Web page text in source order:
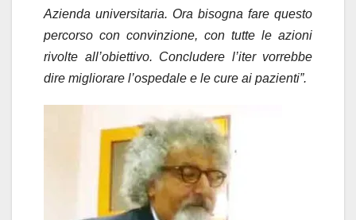
Azienda universitaria. Ora bisogna fare questo
percorso con convinzione, con tutte le azioni
rivolte all’obiettivo. Concludere l’iter vorrebbe
dire migliorare l’ospedale e le cure ai pazienti”.